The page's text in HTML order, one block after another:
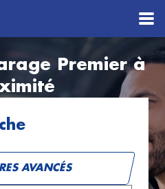
Premier à
AVANCÉS